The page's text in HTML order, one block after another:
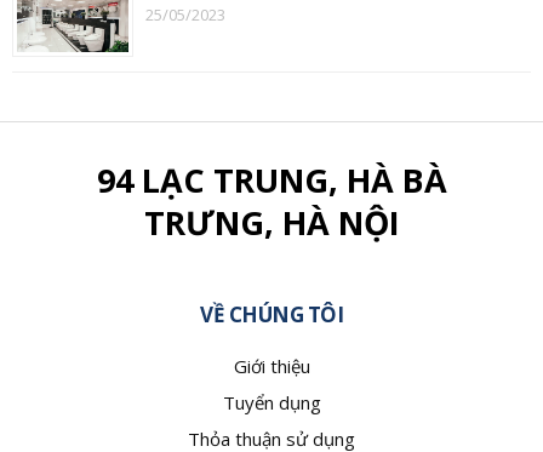
25/05/2023
94 LẠC TRUNG, HÀ BÀ
TRƯNG, HÀ NỘI
VỀ CHÚNG TÔI
Giới thiệu
Tuyển dụng
Thỏa thuận sử dụng